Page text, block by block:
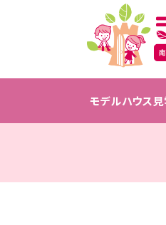
モデルハウス